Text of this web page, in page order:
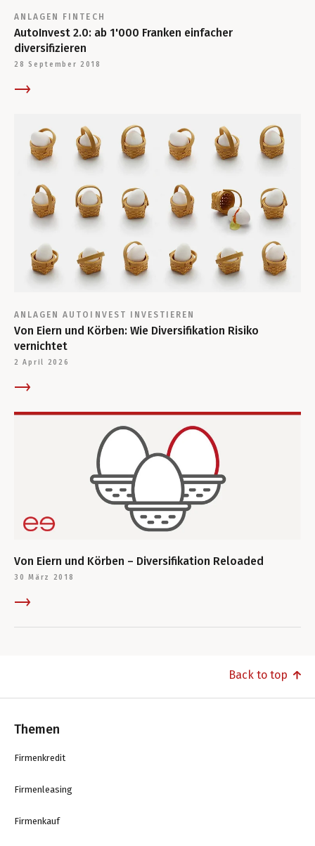
ANLAGEN FINTECH
AutoInvest 2.0: ab 1'000 Franken einfacher
diversifizieren
28 September 2018
ANLAGEN AUTOINVEST INVESTIEREN
Von Eiern und Körben: Wie Diversifikation Risiko
vernichtet
2 April 2026
Von Eiern und Körben – Diversifikation Reloaded
30 März 2018
Back to top
Themen
Firmenkredit
Firmenleasing
Firmenkauf